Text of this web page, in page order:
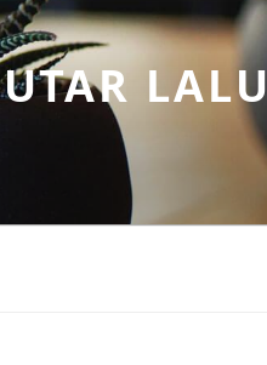
LALU